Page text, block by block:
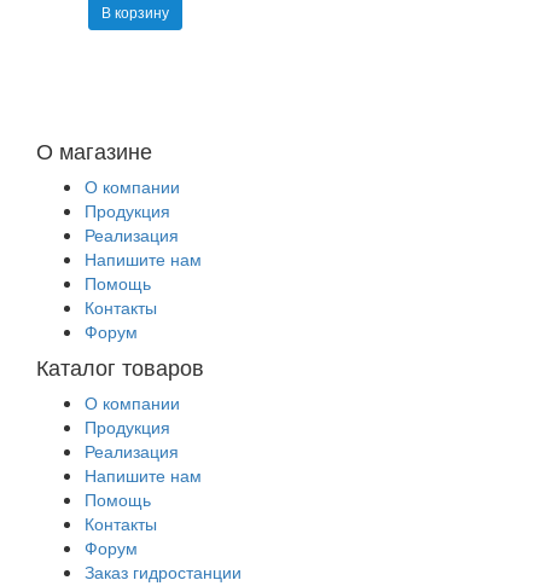
В корзину
О магазине
О компании
Продукция
Реализация
Напишите нам
Помощь
Контакты
Форум
Каталог товаров
О компании
Продукция
Реализация
Напишите нам
Помощь
Контакты
Форум
Заказ гидростанции